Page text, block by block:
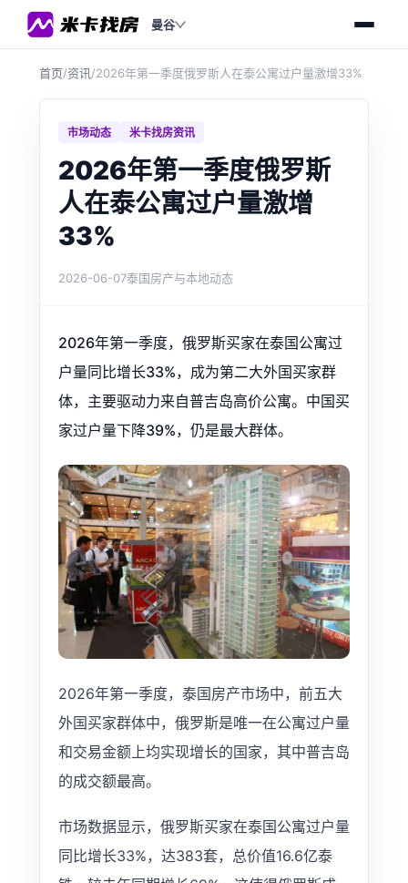
曼谷
首页/资讯/2026年第一季度俄罗斯人在泰公寓过户量激增33%
市场动态 米卡找房资讯
2026年第一季度俄罗斯
人在泰公寓过户量激增
33%
2026-06-07泰国房产与本地动态
2026年第一季度，俄罗斯买家在泰国公寓过
户量同比增长33%，成为第二大外国买家群
体，主要驱动力来自普吉岛高价公寓。中国买
家过户量下降39%，仍是最大群体。
2026年第一季度，泰国房产市场中，前五大
外国买家群体中，俄罗斯是唯一在公寓过户量
和交易金额上均实现增长的国家，其中普吉岛
的成交额最高。
市场数据显示，俄罗斯买家在泰国公寓过户量
同比增长33%，达383套，总价值16.6亿泰